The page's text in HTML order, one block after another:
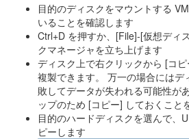
目的のディスクをマウントする
いることを確認します
Ctrl+D を押すか、[File]-[仮想ディ
クマネージャを立ち上げます
ディスク上で右クリックから [コ
複製できます。 万一の場合にはデ
敗してデータが失われる可能性が
ップのため [コピー] しておくこと
目的のハードディスクを選んで、
ピーします